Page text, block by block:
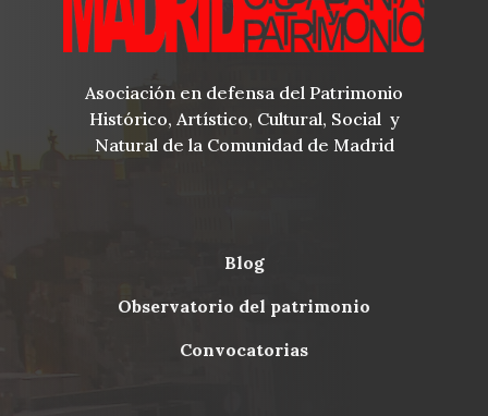
Asociación en defensa del Patrimonio
Histórico, Artístico, Cultural, Social y
Natural de la Comunidad de Madrid
Menu
blog
observatorio del patrimonio
convocatorias